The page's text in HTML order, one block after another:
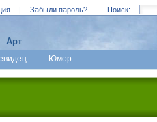
| Забыли пароль? Поиск:
Юмор
Арт